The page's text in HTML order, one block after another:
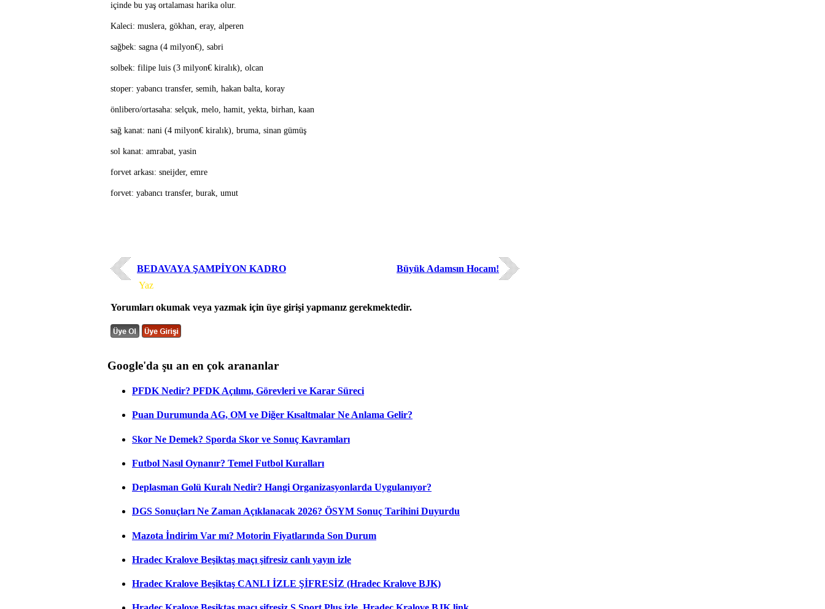
içinde bu yaş ortalaması harika olur.
Kaleci: muslera, gökhan, eray, alperen
sağbek: sagna (4 milyon€), sabri
solbek: filipe luis (3 milyon€ kiralık), olcan
stoper: yabancı transfer, semih, hakan balta, koray
önlibero/ortasaha: selçuk, melo, hamit, yekta, birhan, kaan
sağ kanat: nani (4 milyon€ kiralık), bruma, sinan gümüş
sol kanat: amrabat, yasin
forvet arkası: sneijder, emre
forvet: yabancı transfer, burak, umut
BEDAVAYA ŞAMPİYON KADRO
Büyük Adamsın Hocam!
Yaz
Yorumları okumak veya yazmak için üye girişi yapmanız gerekmektedir.
Google'da şu an en çok arananlar
PFDK Nedir? PFDK Açılımı, Görevleri ve Karar Süreci
Puan Durumunda AG, OM ve Diğer Kısaltmalar Ne Anlama Gelir?
Skor Ne Demek? Sporda Skor ve Sonuç Kavramları
Futbol Nasıl Oynanır? Temel Futbol Kuralları
Deplasman Golü Kuralı Nedir? Hangi Organizasyonlarda Uygulanıyor?
DGS Sonuçları Ne Zaman Açıklanacak 2026? ÖSYM Sonuç Tarihini Duyurdu
Mazota İndirim Var mı? Motorin Fiyatlarında Son Durum
Hradec Kralove Beşiktaş maçı şifresiz canlı yayın izle
Hradec Kralove Beşiktaş CANLI İZLE ŞİFRESİZ (Hradec Kralove BJK)